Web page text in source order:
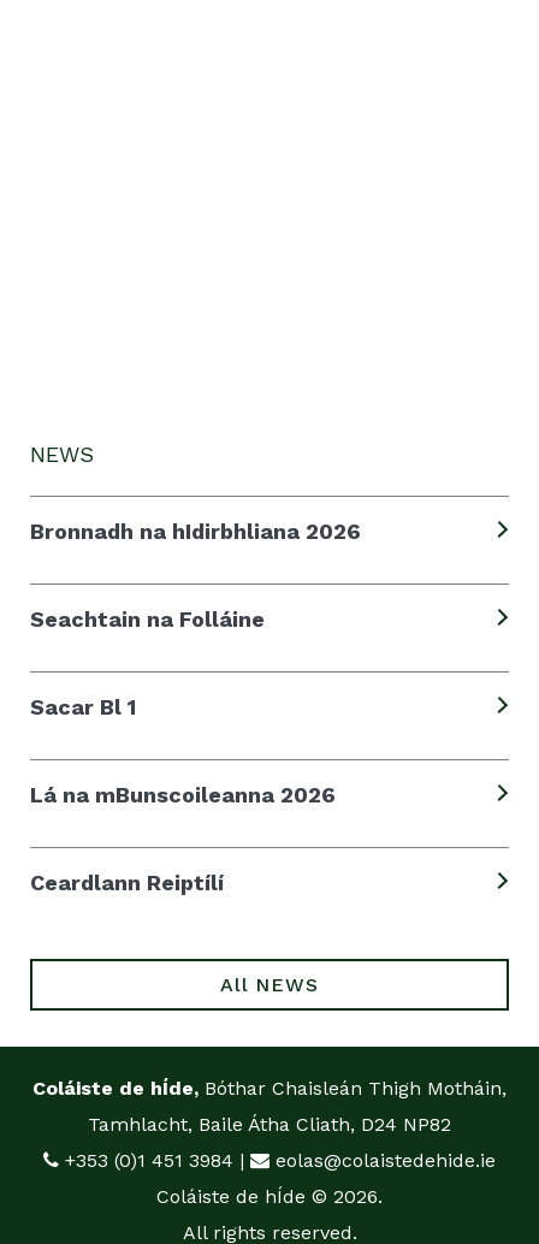
NEWS
Bronnadh na hIdirbhliana 2026
Seachtain na Folláine
Sacar Bl 1
Lá na mBunscoileanna 2026
Ceardlann Reiptílí
All NEWS
Coláiste de hÍde, Bóthar Chaisleán Thigh Motháin,
Tamhlacht, Baile Átha Cliath, D24 NP82
+353 (0)1 451 3984 |
eolas@colaistedehide.ie
Coláiste de hÍde © 2026.
All rights reserved.